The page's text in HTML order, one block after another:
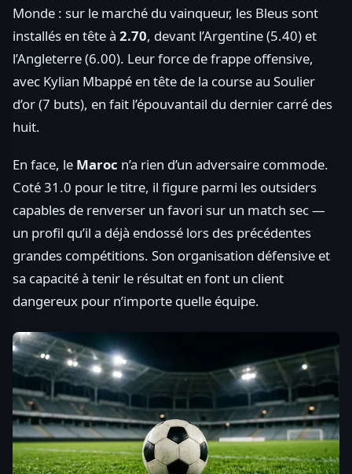
Monde : sur le marché du vainqueur, les Bleus sont
installés en tête à 2.70, devant l’Argentine (5.40) et
l’Angleterre (6.00). Leur force de frappe offensive,
avec Kylian Mbappé en tête de la course au Soulier
d’or (7 buts), en fait l’épouvantail du dernier carré des
huit.
En face, le Maroc n’a rien d’un adversaire commode.
Coté 31.0 pour le titre, il figure parmi les outsiders
capables de renverser un favori sur un match sec —
un profil qu’il a déjà endossé lors des précédentes
grandes compétitions. Son organisation défensive et
sa capacité à tenir le résultat en font un client
dangereux pour n’importe quelle équipe.